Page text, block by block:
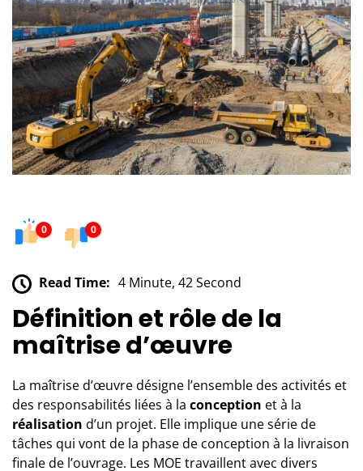
0 0
Read Time: 4 Minute, 42 Second
Définition et rôle de la
maîtrise d’œuvre
La maîtrise d’œuvredésigne l’ensemble des activités et
des responsabilités liées à la conception et à la
réalisation d’un projet. Elle implique une série de
tâches qui vont de la phase de conception à la livraison
finale de l’ouvrage. Les MOE travaillent avec divers